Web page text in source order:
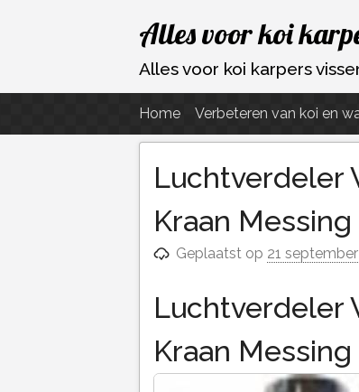
Ga
naar
de
Alles voor koi
Alles voor koi karpers
Home Verbeteren van koi en
Luchtverdeler
Kraan
Geplaatst op 21
Luchtverdeler
Kraan